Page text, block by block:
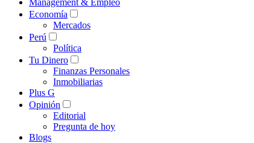
Management & Empleo
Economía
Mercados
Perú
Política
Tu Dinero
Finanzas Personales
Inmobiliarias
Plus G
Opinión
Editorial
Pregunta de hoy
Blogs